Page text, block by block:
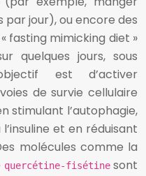
par jour), ou encore des
fasting mimicking diet »
quelques jours, sous
est d’activer
de survie cellulaire
stimulant l’autophagie,
et en réduisant
molécules comme la
quercétine-fisétinesont